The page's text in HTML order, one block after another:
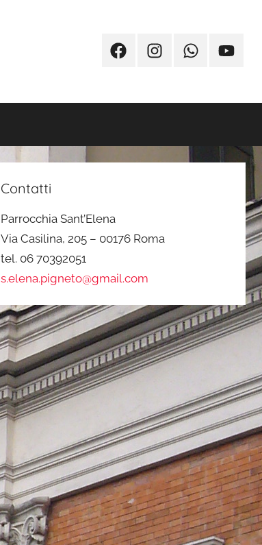
FacebookInstagramWhatsappYoutube
Contatti
Parrocchia Sant’Elena
Via Casilina, 205 – 00176 Roma
tel. 06 70392051
s.elena.pigneto@gmail.com